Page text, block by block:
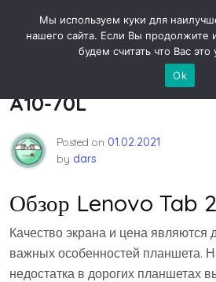
Новости
Обзор планшета
A10-70L
Posted on 01.02.2021
by dars
Обзор Lenovo Tab
Качество экрана и цена являются
важных особенностей планшета.
недостатка в дорогих планшетах
Мы используем куки для
нашего сайта. Если Вы продолжите
будем считать что Вас это
Ok